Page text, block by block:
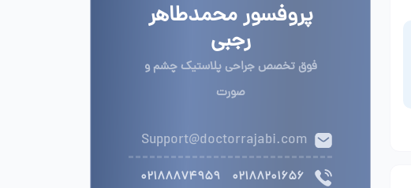
پروفسور محمدطاهر
رجبی
فوق تخصص جراحی پلاستیک چشم و
صورت
Support@doctorrajabi.com
02188201656
02188874959